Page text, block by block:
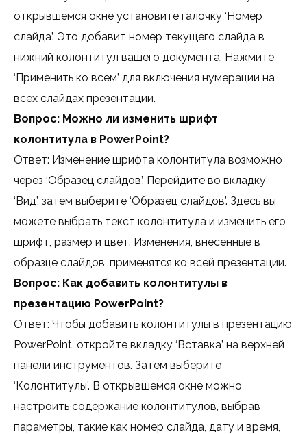
открывшемся окне установите галочку ‘Номер
слайда’. Это добавит номер текущего слайда в
нижний колонтитул вашего документа. Нажмите
‘Применить ко всем’ для включения нумерации на
всех слайдах презентации.
Вопрос: Можно ли изменить шрифт
колонтитула в PowerPoint?
Ответ: Изменение шрифта колонтитула возможно
через ‘Образец слайдов’. Перейдите во вкладку
‘Вид’, затем выберите ‘Образец слайдов’. Здесь вы
можете выбрать текст колонтитула и изменить его
шрифт, размер и цвет. Изменения, внесенные в
образце слайдов, применятся ко всей презентации.
Вопрос: Как добавить колонтитулы в
презентацию PowerPoint?
Ответ: Чтобы добавить колонтитулы в презентацию
PowerPoint, откройте вкладку ‘Вставка’ на верхней
панели инструментов. Затем выберите
‘Колонтитулы’. В открывшемся окне можно
настроить содержание колонтитулов, выбрав
параметры, такие как номер слайда, дату и время,